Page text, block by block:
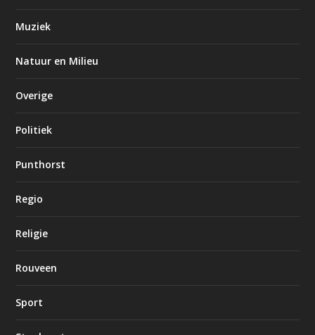
Muziek
Natuur en Milieu
Overige
Politiek
Punthorst
Regio
Religie
Rouveen
Sport